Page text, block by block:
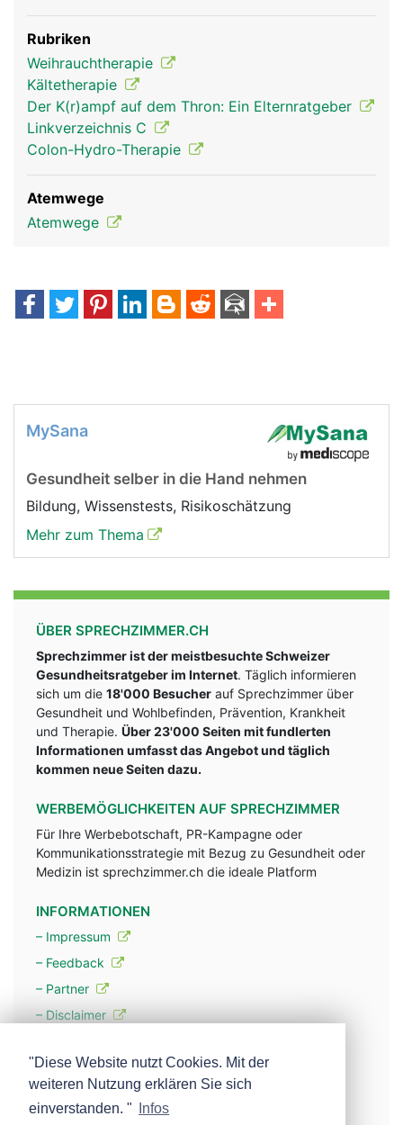
Rubriken
Weihrauchtherapie
Kältetherapie
Der K(r)ampf auf dem Thron: Ein Elternratgeber
Linkverzeichnis C
Colon-Hydro-Therapie
Atemwege
Atemwege
MySana
Gesundheit selber in die Hand nehmen
Bildung, Wissenstests, Risikoschätzung
Mehr zum Thema
ÜBER SPRECHZIMMER.CH
Sprechzimmer ist der meistbesuchte Schweizer
Gesundheitsratgeber im Internet. Täglich informieren
sich um die 18'000 Besucher auf Sprechzimmer über
Gesundheit und Wohlbefinden, Prävention, Krankheit
und Therapie. Über 23'000 Seiten mit fundlerten
Informationen umfasst das Angebot und täglich
kommen neue Seiten dazu.
WERBEMÖGLICHKEITEN AUF SPRECHZIMMER
Für Ihre Werbebotschaft, PR-Kampagne oder
Kommunikationsstrategie mit Bezug zu Gesundheit oder
Medizin ist sprechzimmer.ch die ideale Platform
INFORMATIONEN
– Impressum
– Feedback
– Partner
– Disclaimer
– Werbung
– Mehr über unsere Experten
"Diese Website nutzt Cookies. Mit der
weiteren Nutzung erklären Sie sich
einverstanden. "
Infos